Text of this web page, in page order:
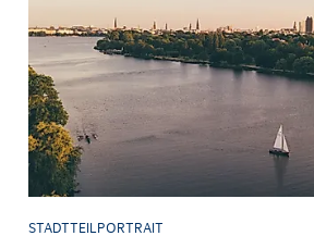
STADTTEILPORTRAIT